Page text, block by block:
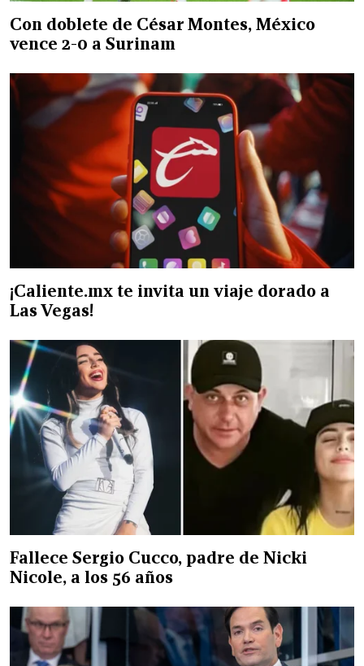
Con doblete de César Montes, México
vence 2-0 a Surinam
¡Caliente.mx te invita un viaje dorado a
Las Vegas!
Fallece Sergio Cucco, padre de Nicki
Nicole, a los 56 años